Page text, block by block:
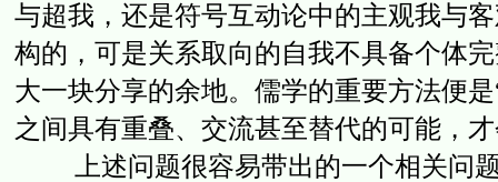
与超我，还是符号互动论中的主观我与
构的，可是关系取向的自我不具备个体
大一块分享的余地。儒学的重要方法便
之间具有重叠、交流甚至替代的可能，
上述问题很容易带出的一个相关问题